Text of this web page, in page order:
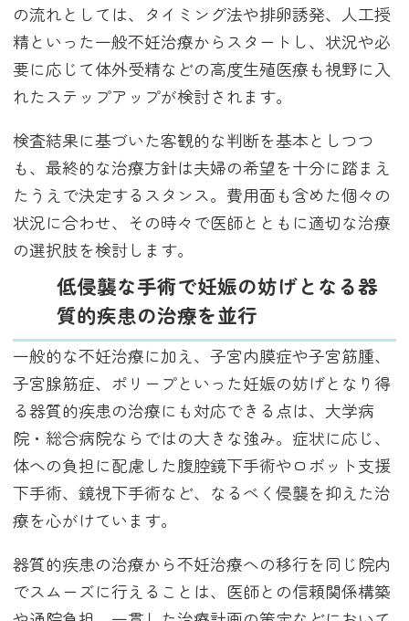
の流れとしては、タイミング法や排卵誘発、人工授
精といった一般不妊治療からスタートし、状況や必
要に応じて体外受精などの高度生殖医療も視野に入
れたステップアップが検討されます。
検査結果に基づいた客観的な判断を基本としつつ
も、最終的な治療方針は夫婦の希望を十分に踏まえ
たうえで決定するスタンス。費用面も含めた個々の
状況に合わせ、その時々で医師とともに適切な治療
の選択肢を検討します。
低侵襲な手術で妊娠の妨げとなる器
質的疾患の治療を並行
一般的な不妊治療に加え、子宮内膜症や子宮筋腫、
子宮腺筋症、ポリープといった妊娠の妨げとなり得
る器質的疾患の治療にも対応できる点は、大学病
院・総合病院ならではの大きな強み。症状に応じ、
体への負担に配慮した腹腔鏡下手術やロボット支援
下手術、鏡視下手術など、なるべく侵襲を抑えた治
療を心がけています。
器質的疾患の治療から不妊治療への移行を同じ院内
でスムーズに行えることは、医師との信頼関係構築